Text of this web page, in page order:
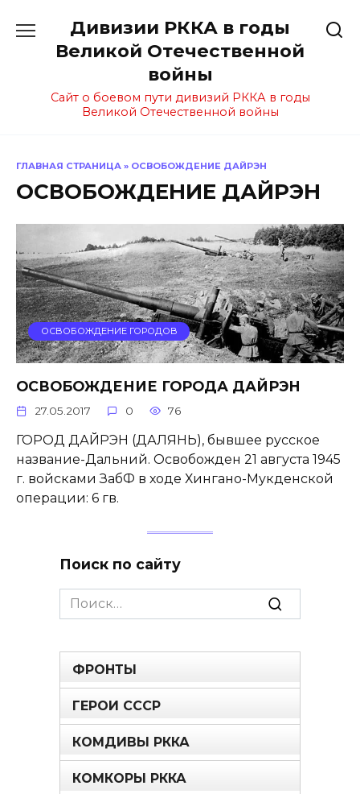
содержанию
Дивизии РККА в годы
Великой Отечественной
войны
Сайт о боевом пути дивизий РККА в годы
Великой Отечественной войны
ГЛАВНАЯ СТРАНИЦА » ОСВОБОЖДЕНИЕ ДАЙРЭН
ОСВОБОЖДЕНИЕ ДАЙРЭН
ОСВОБОЖДЕНИЕ ГОРОДОВ
ОСВОБОЖДЕНИЕ ГОРОДА ДАЙРЭН
27.05.2017 0 76
ГОРОД ДАЙРЭН (ДАЛЯНЬ), бывшее русское
название-Дальний. Освобожден 21 августа 1945
г. войсками ЗабФ в ходе Хингано-Мукденской
операции: 6 гв.
Поиск по сайту
Search
for:
ФРОНТЫ
ГЕРОИ СССР
КОМДИВЫ РККА
КОМКОРЫ РККА